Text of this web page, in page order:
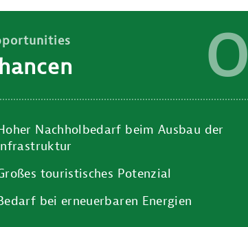
O
Nachholbedarf beim Ausbau der
touristisches Potenzial
bei erneuerbaren Energien